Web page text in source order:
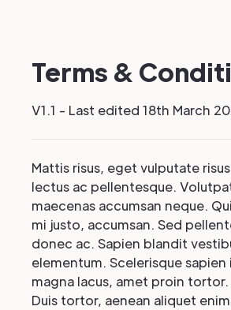
Terms &
V1.1 - Last edited 18th March
Mattis risus, eget vulputate
lectus ac pellentesque.
maecenas accumsan neque.
mi justo, accumsan. Sed
donec ac. Sapien blandit
elementum. Scelerisque
magna lacus, amet proin tortor.
Duis tortor, aenean aliquet